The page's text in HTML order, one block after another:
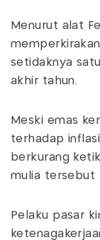
Menurut alat
setidaknya
akhir tahun.
Meski emas
terhadap
berkurang
mulia tersebut
Pelaku pasar